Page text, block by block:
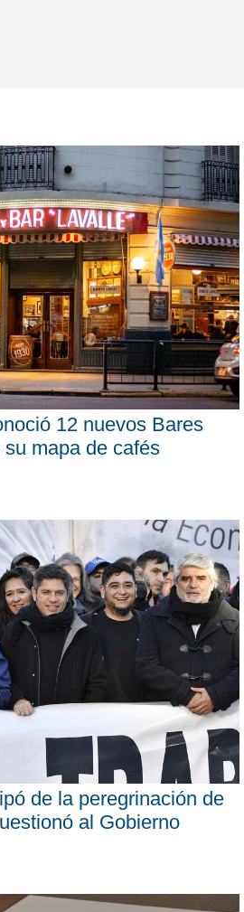
12 nuevos Bares
mapa de cafés
de la peregrinación de
al Gobierno